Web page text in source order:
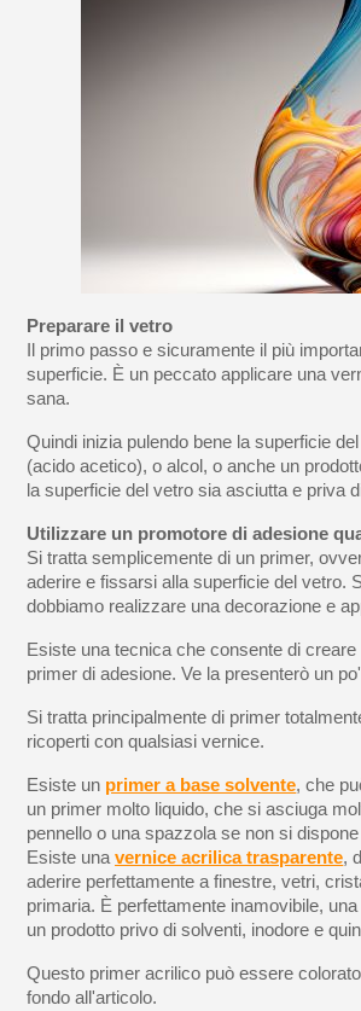
Preparare il vetro
Il primo passo e sicuramente il più
superficie. È un peccato applicare una
sana.
Quindi inizia pulendo bene la superficie
(acido acetico), o alcol, o anche un
la superficie del vetro sia asciutta e priva
Utilizzare un promotore di adesione
Si tratta semplicemente di un primer,
aderire e fissarsi alla superficie del vetro.
dobbiamo realizzare una decorazione e
Esiste una tecnica che consente di
primer di adesione. Ve la presenterò un
Si tratta principalmente di primer
ricoperti con qualsiasi vernice.
Esiste un primer a base solvente, che
un primer molto liquido, che si asciuga
pennello o una spazzola se non si
Esiste unavernice acrilica trasparente,
aderire perfettamente a finestre, vetri,
primaria. È perfettamente inamovibile,
un prodotto privo di solventi, inodore e
Questo primer acrilico può essere
fondo all'articolo.